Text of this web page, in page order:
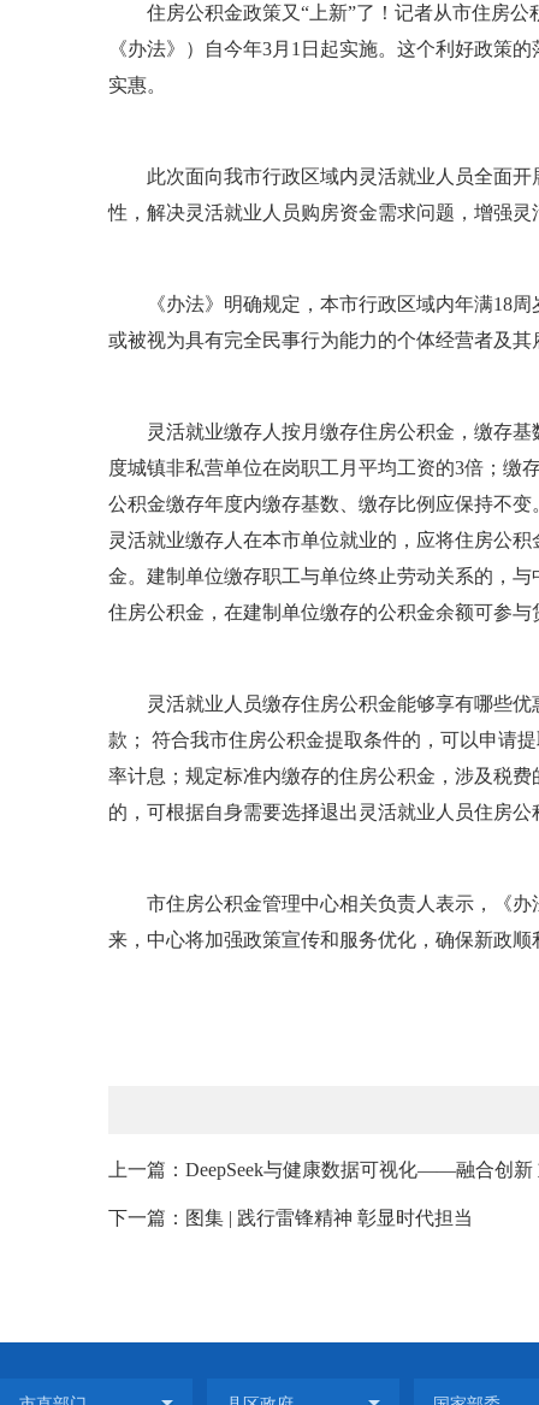
住房公积金政策又“上新”了！记者从市住房公
《办法》）自今年3月1日起实施。这个利好政策
实惠。
此次面向我市行政区域内灵活就业人员全面开
性，解决灵活就业人员购房资金需求问题，增强
《办法》明确规定，本市行政区域内年满18周
或被视为具有完全民事行为能力的个体经营者及
灵活就业缴存人按月缴存住房公积金，缴存基
度城镇非私营单位在岗职工月平均工资的3倍；缴
公积金缴存年度内缴存基数、缴存比例应保持不变
灵活就业缴存人在本市单位就业的，应将住房公
金。建制单位缴存职工与单位终止劳动关系的，
住房公积金，在建制单位缴存的公积金余额可参与
灵活就业人员缴存住房公积金能够享有哪些优
款； 符合我市住房公积金提取条件的，可以申请
率计息；规定标准内缴存的住房公积金，涉及税
的，可根据自身需要选择退出灵活就业人员住房
市住房公积金管理中心相关负责人表示，《办
来，中心将加强政策宣传和服务优化，确保新政
上一篇：DeepSeek与健康数据可视化——融合创
下一篇：图集 | 践行雷锋精神 彰显时代担当